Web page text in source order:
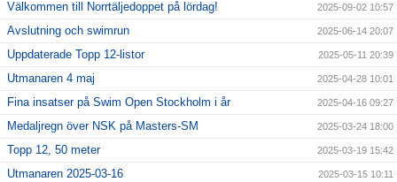
Välkommen till Norrtäljedoppet på lördag! 2025-09-02 10:57
Avslutning och swimrun 2025-06-14 20:07
Uppdaterade Topp 12-listor 2025-05-11 20:39
Utmanaren 4 maj 2025-04-28 10:01
Fina insatser på Swim Open Stockholm i år 2025-04-16 09:27
Medaljregn över NSK på Masters-SM 2025-03-24 18:00
Topp 12, 50 meter 2025-03-19 15:42
Utmanaren 2025-03-16 2025-03-15 10:11